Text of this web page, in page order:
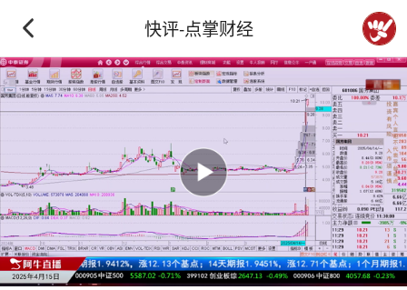
快评-点掌财经